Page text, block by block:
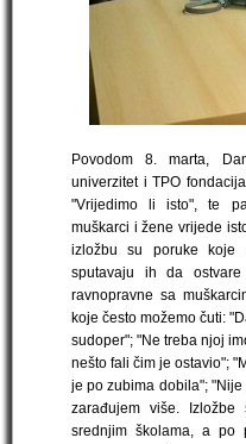
Povodom 8. marta,
univerzitet i TPO
"Vrijedimo li isto", te
muškarci i žene vrijede
izložbu su poruke
sputavaju ih da
ravnopravne sa
koje često možemo čuti:
sudoper"; "Ne treba njoj
nešto fali čim je ostavio";
je po zubima dobila";
zarađujem više.
srednjim školama, a po